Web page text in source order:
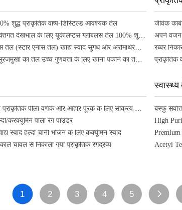
शुद्ध प्राकृतिक वाष्प-डिस्टिल्ड आवश्यक तेल
अरोमाथेरेपी सफाई और व्यक्तिगत देखभाल के लिए यूकेलिप्टस ग्लोबलस तेल 100% शुद्ध प्राकृतिक आवश्यक तेल
100% शुद्ध प्राकृतिक एनीस तेल (स्टार एनीस तेल) खाद्य स्वाद सुगंध और अरोमाथेरेपी के लिए प्रीमियम आवश्यक तेल
तेल खाद्य कार्बनिक पेरीला सूरजमुखी का तेल उच्च गुणवत्ता के लिए खाना पकाने का तेल बड़े नए स्टॉक में
हल्दी कर्क्युमिन अर्क पाउडर प्राकृतिक पीला वर्णक और आहार पूरक के लिए सक्रिय यौगिक कार्यात्मक खाद्य पदार्थ और सौंदर्य प्रसाधन
करक्यूमिन पीला रंग पाउडर
स्वाद हल्दी चीनी भोजन के लिए कर्क्यूमिन स्वाद
चावल से निकाला गया प्राकृतिक रंगद्रव्य
High
1 2 3 4 5